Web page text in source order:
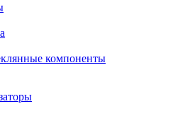
компоненты